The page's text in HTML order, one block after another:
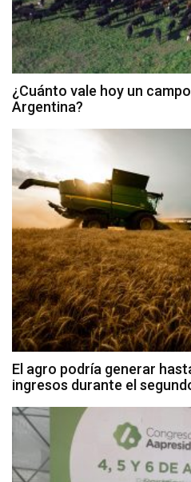
¿Cuánto vale hoy un
Argentina?
El agro podría generar
ingresos durante el